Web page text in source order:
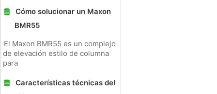
Cómo solucionar un Maxon
BMR55
El Maxon BMR55 es un complejo
de elevación estilo de columna
para
Características técnicas del